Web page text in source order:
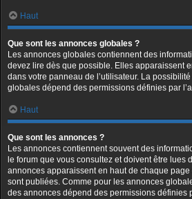
Haut
Que sont les annonces globales ?
Les annonces globales contiennent des
devez lire dès que possible. Elles apparaissent
dans votre panneau de l’utilisateur. La
globales dépend des permissions définies par
Haut
Que sont les annonces ?
Les annonces contiennent souvent des
le forum que vous consultez et doivent être lues
annonces apparaissent en haut de chaque
sont publiées. Comme pour les annonces
des annonces dépend des permissions définies